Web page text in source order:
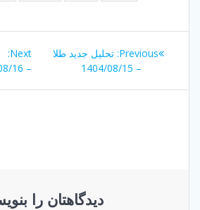
راهبری
نوشته
Previous:
Previous
post:
تحلیل جدید طلا
– 1404/08/15
Next:
– 1404/08/16
دیدگاهتان را